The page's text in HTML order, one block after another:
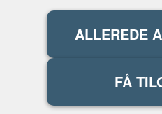
ALLEREDE
FÅ